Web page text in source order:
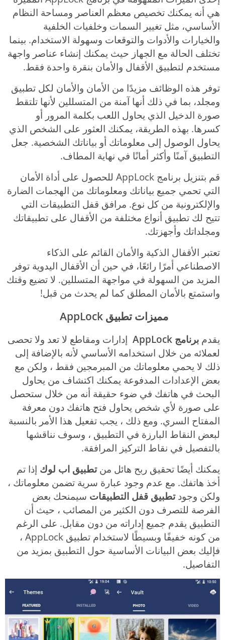
هي أنه يمكنك تخصيص معظم العناصر ومساحة النظام
الأساسي، مثل تغيير السمات وخلفيات الخلفية
والخيارات والأدوات والتوقعات وسهولة الاستخدام. بينما
تختلف الحالة مع الجهاز حيث يمكنك إنشاء عناصر واجهة
مستخدم لتطبيق الأقفال والأمان بنقرة واحدة فقط.
توفر هذه الوظائف مزيدًا من الأمان والأمان لكل تطبيق
ومجلد، بما في ذلك أنها آمنة من المتسللين لأنها تلتقط
صورة الدخيل الذي يحاول اللعب بكلمة المرور أو
كسرها. بهذه الطريقة، يمكنك العثور على الشخص الذي
يحاول الوصول إلى معلوماتك أو بياناتك الشخصية. جعل
التطبيق آمنًا وأكثر أمانًا في نهاية المطاف.
قم بتنزيل برنامج AppLock للحصول على أداة الأمان
التي تحمي جميع بياناتك ومعلوماتك من الهجمات الضارة
والإلكترونية من كل نوع. مرافق قفل التطبيقات التي
تتيح لك تطبيق أنواع مختلفة من الأقفال على تطبيقاتك
ومجلداتك وأجهزتك.
تعتبر الأقفال الذكية والأمان القائم على الذكاء
الاصطناعي أمرًا رائعًا، في حين أن الأقفال اليدوية توفر
المزيد من السهولة في مواجهة المتسللين. لا تضيع وقتك
واستمتع بالأمان المطلق كما لم يحدث من قبل!
مميزات تطبيق AppLock
يقدم برنامج AppLock
إدارات ومقاطع لا تعد ولا تحصى
لعملائه من خلال استخدامه الأساسي لأنه بالإضافة إلى
ذلك لا يحمي معلوماتك من المبرمجين فقط ، ولكن مع
بعض الإعدادات المدفوعة يمكنك اكتشاف من يحاول
البحث في هاتفك في ضوء حقيقة أنه من خلال ستحصل
على صورة لأي شخص يحاول فتح هاتفك دون معرفة
المفتاح السري. ومع ذلك ، يجب تفعيل هذا الأمر بالنسبة
لبعض النقاط البارزة في التطبيق ، وسوف نناقشها
بالتفصيل في نقاط التركيز المرافقة.
يمكنك أيضًا تحقيق ربح هائل منتطبيق اب لوك إذا تم
أخذ هاتفك. مع عدم وجود عبارة سرية تضمن معلوماتك ،
ولكن وجودتطبيق قفل التطبيقات سيمنحك بعض
الفرصة للتصرف دون الكثير من المصائب ، حيث أن
التطبيق يقدم جميع إداراته من دون مقابل. على الرغم
من كونه خفيفًا وبسيطًا لاستخدام تطبيق AppLock ،
فإليك بعض البيانات الأساسية حول التطبيق بمزيد من
التفاصيل.